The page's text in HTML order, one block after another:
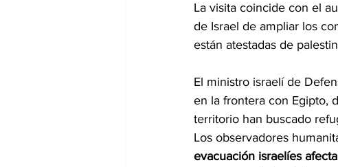
La visita coincide con el
de Israel de ampliar los
están atestadas de
El ministro israelí de
en la frontera con Egipto,
territorio han buscado
Los observadores
evacuación israelíes